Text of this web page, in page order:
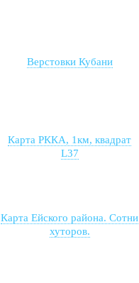
Верстовки Кубани
Карта РККА, 1км, квадрат
L37
Карта Ейского района. Сотни
хуторов.